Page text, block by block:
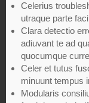
Celerius
utraque parte
Clara detectio
adiuvant te ad
quocumque
Celer et tutus
minuunt tempus
Modularis